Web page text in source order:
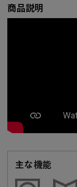
商品説明
主な機能